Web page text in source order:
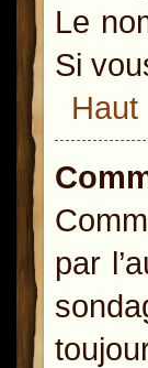
Le
Si
Haut
par